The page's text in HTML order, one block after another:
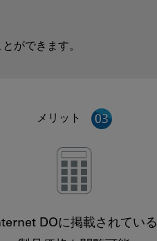
ができます。
メリット
DOに掲載されている